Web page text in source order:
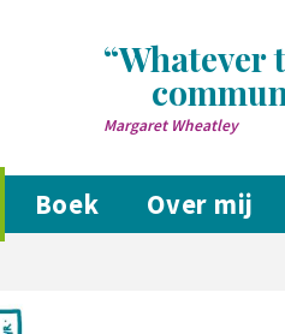
Whatever
Margaret Wheatley
Boek Over mij